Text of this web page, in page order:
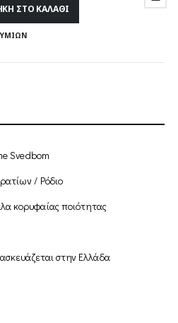
ΣΤΟ ΚΑΛΆΘΙ
Svedbom
/ Ρόδιο
κορυφαίας ποιότητας
στην Ελλάδα